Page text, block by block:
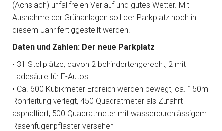
(Achslach) unfallfreien Verlauf und gutes Wetter. Mit
Ausnahme der Grünanlagen soll der Parkplatz noch in
diesem Jahr fertiggestellt werden.
Daten und Zahlen: Der neue Parkplatz
• 31 Stellplätze, davon 2 behindertengerecht, 2 mit
Ladesäule für E-Autos
• Ca. 600 Kubikmeter Erdreich werden bewegt, ca. 150m
Rohrleitung verlegt, 450 Quadratmeter als Zufahrt
asphaltiert, 500 Quadratmeter mit wasserdurchlässigem
Rasenfugenpflaster versehen